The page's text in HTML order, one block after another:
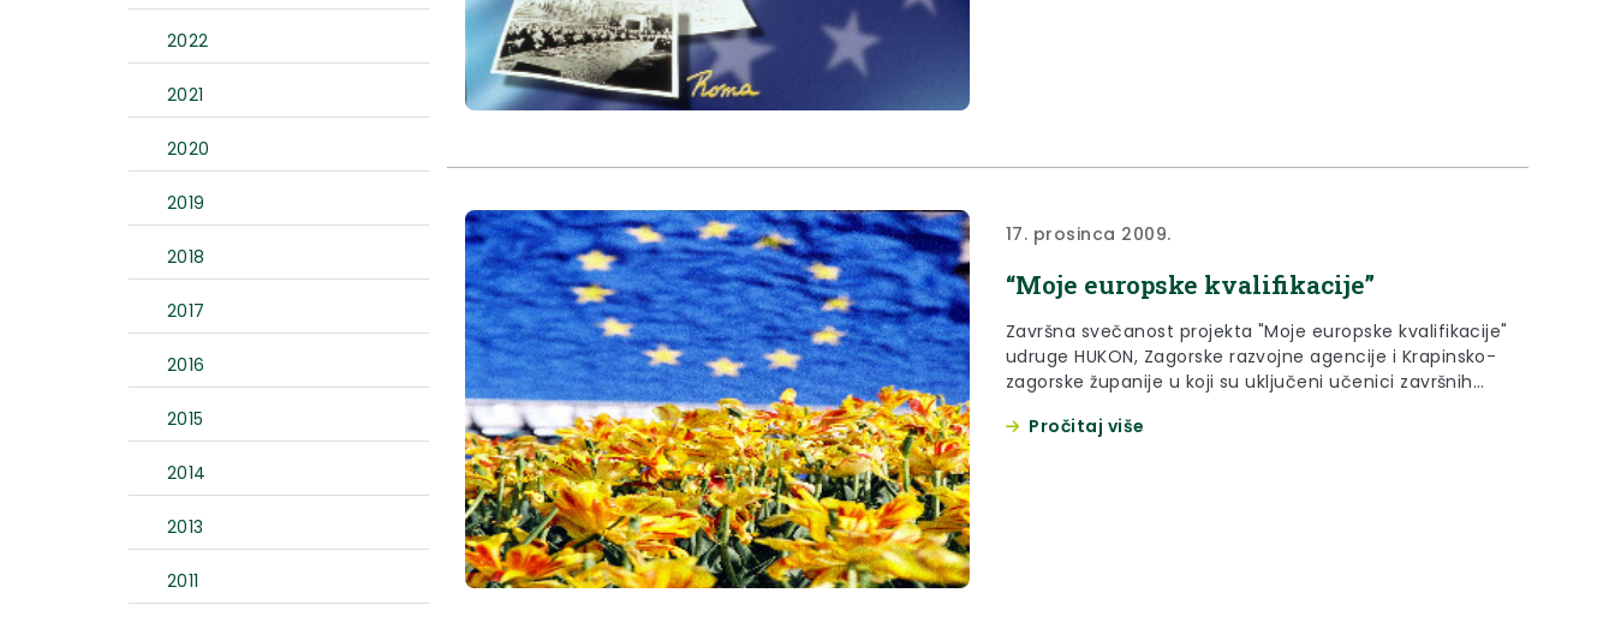
2022
2021
2020
2019
2018
2017
2016
2015
2014
2013
2011
17. prosinca 2009.
“Moje europske kvalifikacije”
Završna svečanost projekta "Moje europske kvalifikacije"
udruge HUKON, Zagorske razvojne agencije i Krapinsko-
zagorske županije u koji su uključeni učenici završnih
11,30 u Gimnaziji AGM u Zaboku
Pročitaj više